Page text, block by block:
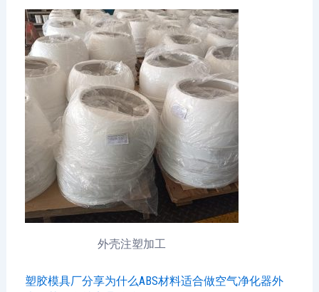
外壳注塑加工
塑胶模具厂分享为什么ABS材料适合做空气净化器外